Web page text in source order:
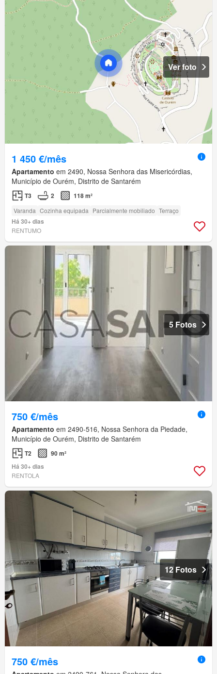
Ver foto
1 450 €/mês
Apartamento em 2490, Nossa Senhora das Misericórdias,
Município de Ourém, Distrito de Santarém
T3 2 118 m²
Varanda Cozinha equipada Parcialmente mobiliado Terraço
Há 30+ dias
RENTUMO
5 Fotos
750 €/mês
Apartamento em 2490-516, Nossa Senhora da Piedade,
Município de Ourém, Distrito de Santarém
T2
90 m²
Há 30+ dias
RENTOLA
12 Fotos
750 €/mês